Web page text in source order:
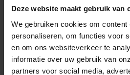
Deze website maakt gebruik van
We gebruiken cookies om content
personaliseren, om functies voor
en om ons websiteverkeer te
informatie over uw gebruik van
partners voor social media,
Blogs
Contacto
nl
fr es
Productos
como 'let's go
Ordenar por: